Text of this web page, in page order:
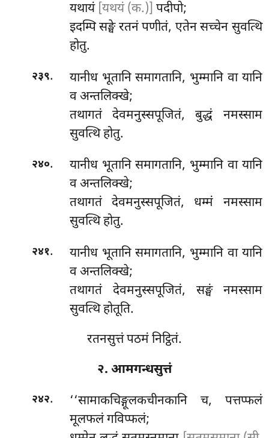
यथायं [यथयं (क.)] पदीपो;
इदम्पि सङ्घे रतनं पणीतं, एतेन सच्चेन सुवत्थि
होतु.
२३९. यानीध भूतानि समागतानि, भुम्मानि वा यानि
व अन्तलिक्खे;
तथागतं देवमनुस्सपूजितं, बुद्धं नमस्साम
सुवत्थि होतु.
२४०.
यानीध भूतानि समागतानि, भुम्मानि वा यानि
व अन्तलिक्खे;
तथागतं देवमनुस्सपूजितं, धम्मं नमस्साम
सुवत्थि होतु.
२४१.
यानीध भूतानि समागतानि, भुम्मानि वा यानि
व अन्तलिक्खे;
तथागतं देवमनुस्सपूजितं, सङ्घं नमस्साम
सुवत्थि होतूति.
रतनसुत्तं पठमं निट्ठितं.
२. आमगन्धसुत्तं
२४२. ‘‘सामाकचिङ्गूलकचीनकानि च, पत्तप्फलं
मूलफलं गविप्फलं;